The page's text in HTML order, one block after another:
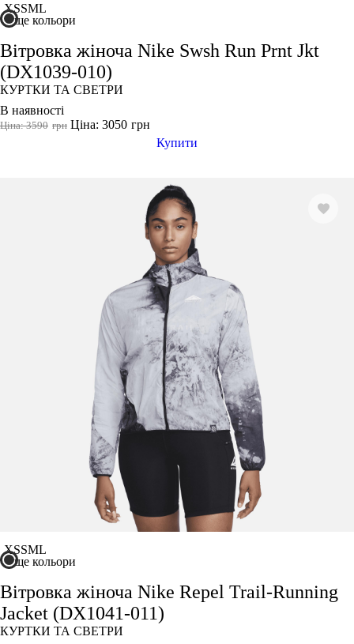
Показати більше
Взуття
АКСЕСУАРИ
XSSML
ще кольори
Вітровка жіноча Nike Swsh Run Prnt Jkt
(DX1039-010)
КУРТКИ ТА СВЕТРИ
В наявності
грн
Ціна: 3590 грн
Ціна: 3050
Купити
XSSML
ще кольори
Вітровка жіноча Nike Repel Trail-Running
Jacket (DX1041-011)
КУРТКИ ТА СВЕТРИ